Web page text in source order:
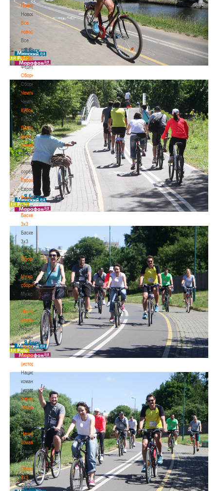
Новости
Новости
Все
новости
Все
новости
Федерация
Федерация
Сборные
Сборные
Чемпионат
Чемпионат
Кубок
Кубок
Детско-
юношеские
соревнования
Детско-
юношеские
соревнования
Еврокубки
Еврокубки
Разное
Разное
Баскетбол
3х3
Баскетбол
3х3
Лого[modid=121]
Сборные
Сборные
Мужские
сборные
Мужские
сборные
Национальная
команда
Национальная
команда
Национальная
команда
(история)
Национальная
команда
(история)
Женские
сборные
Женские
сборные
Национальная
команда
Национальная
команда
Сборные
3х3
Сборные